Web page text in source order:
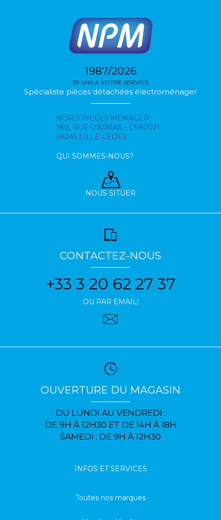
1987/2026
39 ANS À VOTRE SERVICE
Spécialiste pièces détachées électroménager
NORD PIECES MENAGER
180, RUE D'ARRAS - CS80021
59045 LILLE CEDEX
QUI SOMMES-NOUS?
NOUS SITUER
CONTACTEZ-NOUS
+33 3 20 62 27 37
OU PAR EMAIL!
OUVERTURE DU MAGASIN
DU LUNDI AU VENDREDI :
DE 9H À 12H30 ET DE 14H À 18H
SAMEDI : DE 9H À 12H30
INFOS ET SERVICES
Toutes nos marques